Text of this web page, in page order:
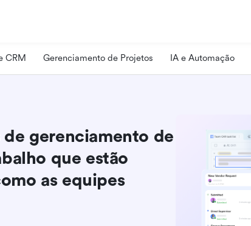
CRM Gerenciamento de Projetos IA e Automação
de gerenciamento de
que estão
as equipes